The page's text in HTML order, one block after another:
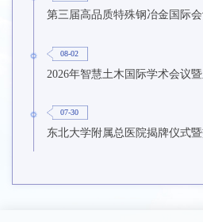
08-02
07-30
东北大学附属总医院揭牌仪式